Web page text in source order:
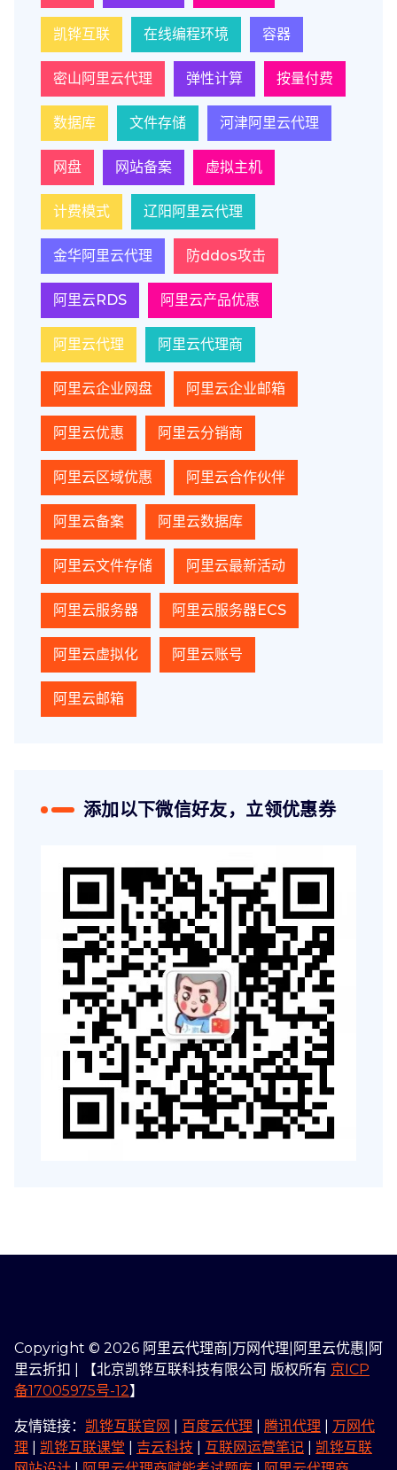
凯铧互联 在线编程环境 容器
密山阿里云代理 弹性计算 按量付费
数据库 文件存储 河津阿里云代理
网盘 网站备案 虚拟主机
计费模式 辽阳阿里云代理
金华阿里云代理 防ddos攻击
阿里云RDS 阿里云产品优惠
阿里云代理 阿里云代理商
阿里云企业网盘 阿里云企业邮箱
阿里云优惠 阿里云分销商
阿里云区域优惠 阿里云合作伙伴
阿里云备案 阿里云数据库
阿里云文件存储 阿里云最新活动
阿里云服务器 阿里云服务器ECS
阿里云虚拟化 阿里云账号
阿里云邮箱
添加以下微信好友，立领优惠券
Copyright © 2026 阿里云代理商|万网代理|阿里云优惠|阿
里云折扣 | 【北京凯铧互联科技有限公司 版权所有 京ICP
备17005975号-12】
友情链接： 凯铧互联官网 百度云代理 腾讯代理
万网代
理
凯铧互联课堂 吉云科技 互联网运营笔记
凯铧互联